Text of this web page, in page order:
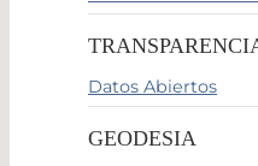
Datos Abiertos
GEODESIA